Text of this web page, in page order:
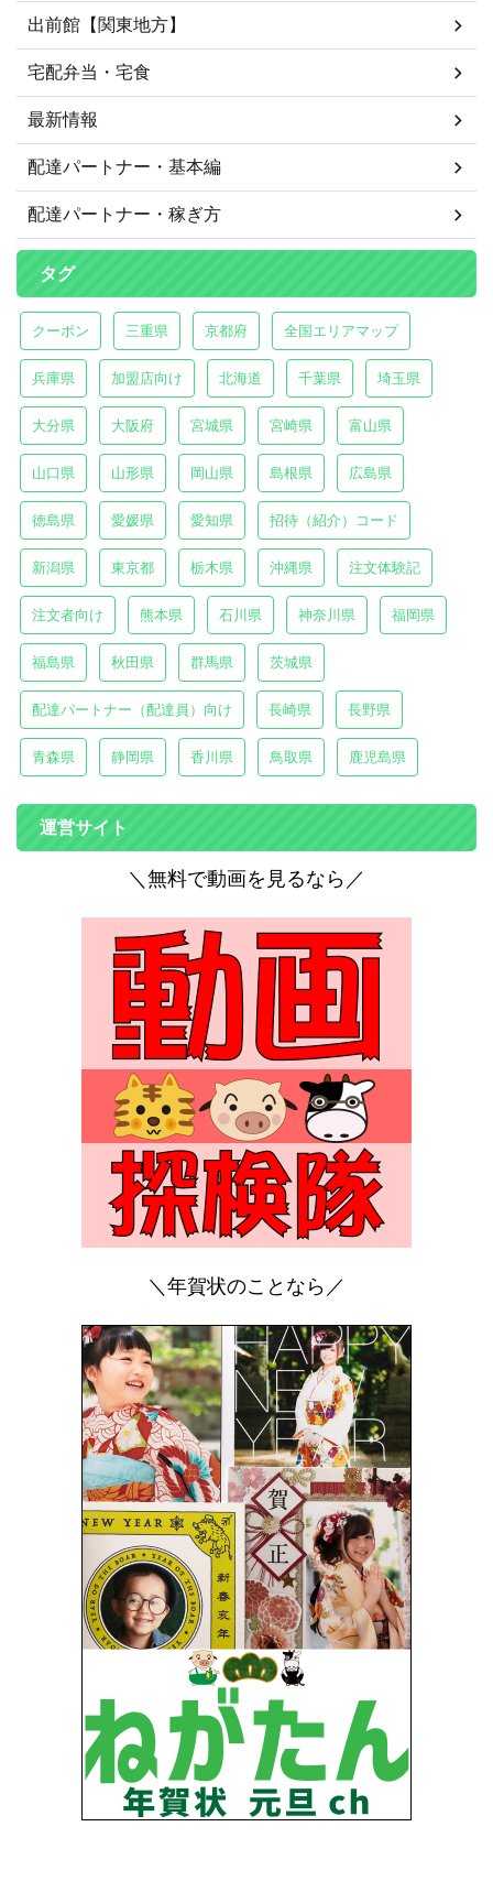
出前館【関東地方】
宅配弁当・宅食
最新情報
配達パートナー・基本編
配達パートナー・稼ぎ方
タグ
クーポン 三重県 京都府 全国エリアマップ
兵庫県 加盟店向け 北海道 千葉県 埼玉県
大分県 大阪府 宮城県 宮崎県 富山県
山口県 山形県 岡山県 島根県 広島県
徳島県 愛媛県 愛知県 招待（紹介）コード
新潟県 東京都 栃木県 沖縄県 注文体験記
注文者向け 熊本県 石川県 神奈川県 福岡県
福島県 秋田県 群馬県 茨城県
配達パートナー（配達員）向け 長崎県 長野県
青森県 静岡県 香川県 鳥取県 鹿児島県
運営サイト
＼無料で動画を見るなら／
＼年賀状のことなら／